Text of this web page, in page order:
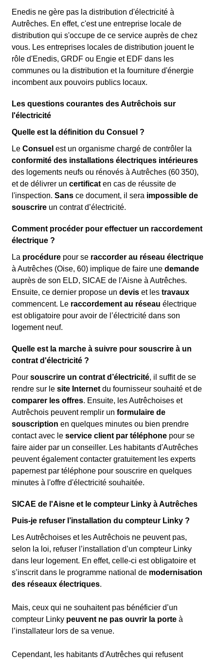
Enedis ne gère pas la distribution d'électricité à
Autrêches. En effet, c'est une entreprise locale de
distribution qui s'occupe de ce service auprès de chez
vous. Les entreprises locales de distribution jouent le
rôle d'Enedis, GRDF ou Engie et EDF dans les
communes ou la distribution et la fourniture d'énergie
incombent aux pouvoirs publics locaux.
Les questions courantes des Autrêchois sur
l'électricité
Quelle est la définition du Consuel ?
Le Consuel est un organisme chargé de contrôler la
conformité des installations électriques intérieures
des logements neufs ou rénovés à Autrêches (60 350),
et de délivrer un certificat en cas de réussite de
l'inspection. Sans ce document, il sera impossible de
souscrire un contrat d’électricité.
Comment procéder pour effectuer un raccordement
électrique ?
La procédure pour se raccorder au réseau électrique
à Autrêches (Oise, 60) implique de faire une demande
auprès de son ELD, SICAE de l'Aisne à Autrêches.
Ensuite, ce dernier propose un devis et les travaux
commencent. Le raccordement au réseau électrique
est obligatoire pour avoir de l’électricité dans son
logement neuf.
Quelle est la marche à suivre pour souscrire à un
contrat d'électricité ?
Pour souscrire un contrat d’électricité, il suffit de se
rendre sur le site Internet du fournisseur souhaité et de
comparer les offres. Ensuite, les Autrêchoises et
Autrêchois peuvent remplir un formulaire de
souscription en quelques minutes ou bien prendre
contact avec le service client par téléphone pour se
faire aider par un conseiller. Les habitants d'Autrêches
peuvent également contacter gratuitement les experts
papernest par téléphone pour souscrire en quelques
minutes à l'offre d'électricité souhaitée.
SICAE de l'Aisne et le compteur Linky à Autrêches
Puis-je refuser l’installation du compteur Linky ?
Les Autrêchoises et les Autrêchois ne peuvent pas,
selon la loi, refuser l’installation d’un compteur Linky
dans leur logement. En effet, celle-ci est obligatoire et
s’inscrit dans le programme national de modernisation
des réseaux électriques.
Mais, ceux qui ne souhaitent pas bénéficier d’un
compteur Linky peuvent ne pas ouvrir la porte à
l’installateur lors de sa venue.
Cependant, les habitants d'Autrêches qui refusent